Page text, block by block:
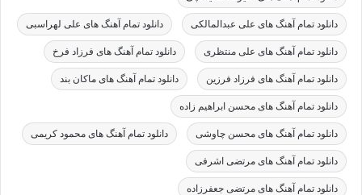
دانلود تمام آهنگ های علی عبدالمالکی دانلود تمام آهنگ های علی لهراسبی
دانلود تمام آهنگ های علی منتظری دانلود تمام آهنگ های فرزاد فرخ
دانلود تمام آهنگ های فرزاد فرزین دانلود تمام آهنگ های ماکان بند
دانلود تمام آهنگ های محسن ابراهیم زاده
دانلود تمام آهنگ های محسن چاوشی دانلود تمام آهنگ های محمود کریمی
دانلود تمام آهنگ های مرتضی اشرفی
دانلود تمام آهنگ های مرتضی جعفرزاده